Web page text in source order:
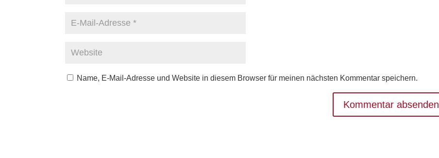
Name, E-Mail-Adresse und Website in diesem Browser für meinen nächsten Kommentar speichern.